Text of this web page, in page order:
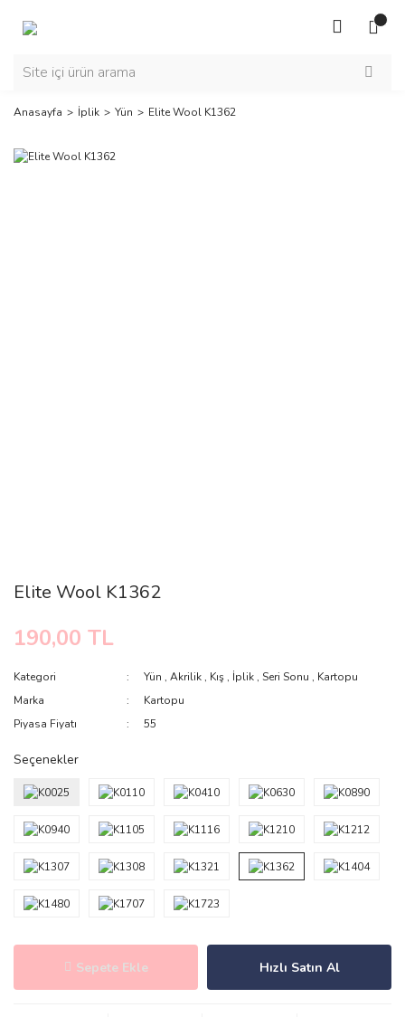
Anasayfa İplik Yün Elite Wool K1362
Elite Wool K1362
190,00 TL
Kategori Yün ,Akrilik , Kış , İplik ,Seri Sonu, Kartopu
Marka
Kartopu
Piyasa Fiyatı
55
Seçenekler
Sepete Ekle Hızlı Satın Al